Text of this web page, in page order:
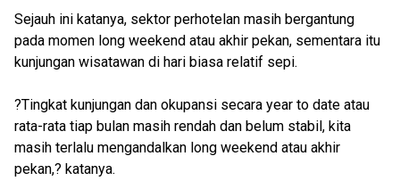
Sejauh ini katanya, sektor perhotelan masih bergantung
pada momen long weekend atau akhir pekan, sementara itu
kunjungan wisatawan di hari biasa relatif sepi.
?Tingkat kunjungan dan okupansi secara year to date atau
rata-rata tiap bulan masih rendah dan belum stabil, kita
masih terlalu mengandalkan long weekend atau akhir
pekan,? katanya.